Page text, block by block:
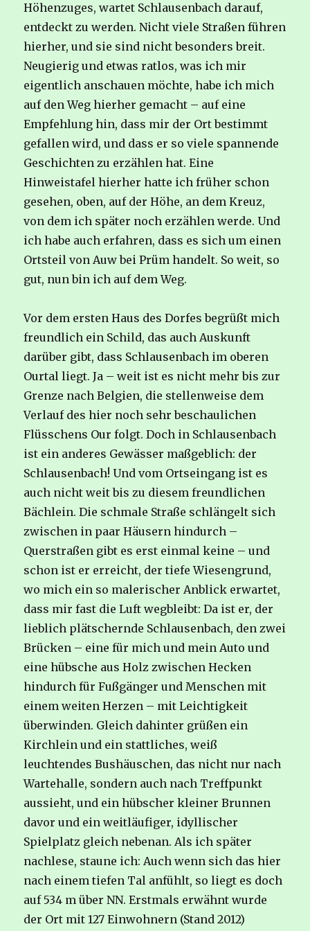
Höhenzuges, wartet Schlausenbach darauf,
entdeckt zu werden. Nicht viele Straßen führen
hierher, und sie sind nicht besonders breit.
Neugierig und etwas ratlos, was ich mir
eigentlich anschauen möchte, habe ich mich
auf den Weg hierher gemacht – auf eine
Empfehlung hin, dass mir der Ort bestimmt
gefallen wird, und dass er so viele spannende
Geschichten zu erzählen hat. Eine
Hinweistafel hierher hatte ich früher schon
gesehen, oben, auf der Höhe, an dem Kreuz,
von dem ich später noch erzählen werde. Und
ich habe auch erfahren, dass es sich um einen
Ortsteil von Auw bei Prüm handelt. So weit, so
gut, nun bin ich auf dem Weg.
Vor dem ersten Haus des Dorfes begrüßt mich
freundlich ein Schild, das auch Auskunft
darüber gibt, dass Schlausenbach im oberen
Ourtal liegt. Ja – weit ist es nicht mehr bis zur
Grenze nach Belgien, die stellenweise dem
Verlauf des hier noch sehr beschaulichen
Flüsschens Our folgt. Doch in Schlausenbach
ist ein anderes Gewässer maßgeblich: der
Schlausenbach! Und vom Ortseingang ist es
auch nicht weit bis zu diesem freundlichen
Bächlein. Die schmale Straße schlängelt sich
zwischen in paar Häusern hindurch –
Querstraßen gibt es erst einmal keine – und
schon ist er erreicht, der tiefe Wiesengrund,
wo mich ein so malerischer Anblick erwartet,
dass mir fast die Luft wegbleibt: Da ist er, der
lieblich plätschernde Schlausenbach, den zwei
Brücken – eine für mich und mein Auto und
eine hübsche aus Holz zwischen Hecken
hindurch für Fußgänger und Menschen mit
einem weiten Herzen – mit Leichtigkeit
überwinden. Gleich dahinter grüßen ein
Kirchlein und ein stattliches, weiß
leuchtendes Bushäuschen, das nicht nur nach
Wartehalle, sondern auch nach Treffpunkt
aussieht, und ein hübscher kleiner Brunnen
davor und ein weitläufiger, idyllischer
Spielplatz gleich nebenan. Als ich später
nachlese, staune ich: Auch wenn sich das hier
nach einem tiefen Tal anfühlt, so liegt es doch
auf 534 m über NN. Erstmals erwähnt wurde
der Ort mit 127 Einwohnern (Stand 2012)